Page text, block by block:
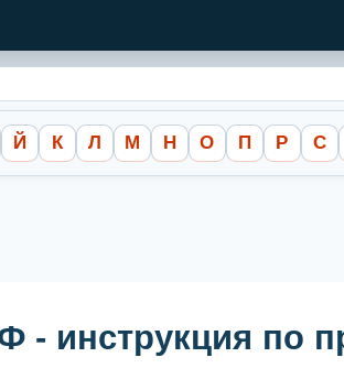
Й К Л М Н О П Р С
- инструкция по